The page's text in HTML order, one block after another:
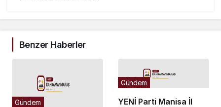
Benzer Haberler
Gündem
YENİ Parti Manisa İl
Gündem